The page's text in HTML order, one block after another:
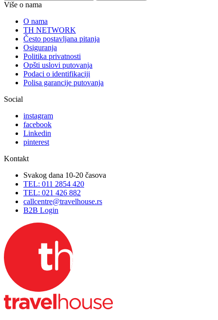
Više o nama
O nama
TH NETWORK
Često postavljana pitanja
Osiguranja
Politika privatnosti
Opšti uslovi putovanja
Podaci o identifikaciji
Polisa garancije putovanja
Social
instagram
facebook
Linkedin
pinterest
Kontakt
Svakog dana 10-20 časova
TEL: 011 2854 420
TEL: 021 426 882
callcentre@travelhouse.rs
B2B Login